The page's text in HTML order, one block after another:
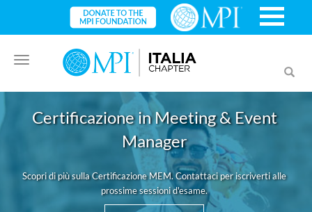
Toggle
navigation
Certificazione in Meeting & Event
Manager
Scopri di più sulla Certificazione MEM. Contattaci per iscriverti alle
prossime sessioni d'esame.